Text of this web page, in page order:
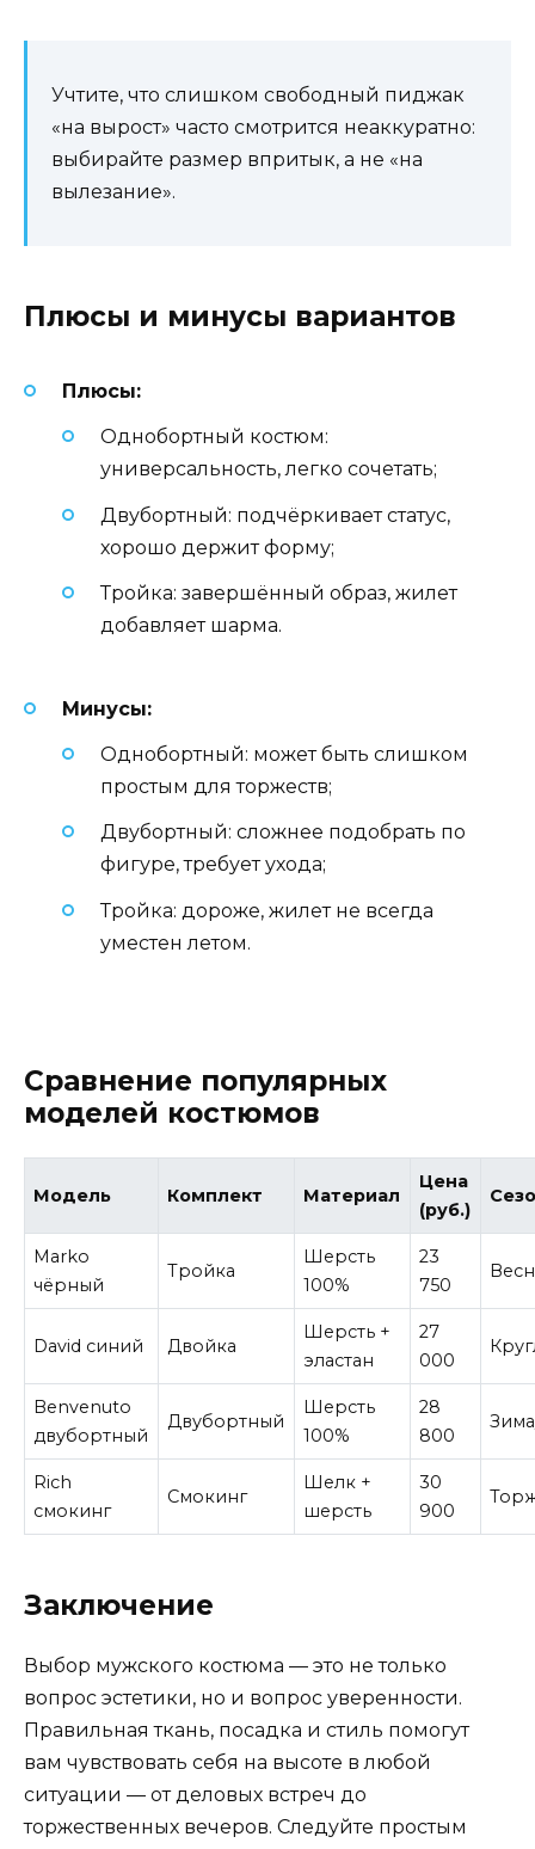
Учтите, что слишком свободный пиджак
«на вырост» часто смотрится неаккуратно:
выбирайте размер впритык, а не «на
вылезание».
Плюсы и минусы вариантов
Плюсы:
Однобортный костюм:
универсальность, легко сочетать;
Двубортный: подчёркивает статус,
хорошо держит форму;
Тройка: завершённый образ, жилет
добавляет шарма.
Минусы:
Однобортный: может быть слишком
простым для торжеств;
Двубортный: сложнее подобрать по
фигуре, требует ухода;
Тройка: дороже, жилет не всегда
уместен летом.
Сравнение популярных
моделей костюмов
Модель Комплект Материал
Цена
(руб.)
Marko
чёрный
Тройка
Шерсть
100%
23
750
David синий Двойка
Шерсть +
эластан
27
000
Benvenuto
двубортный
Двубортный
Шерсть
100%
28
800
Rich
смокинг
Смокинг
Шелк +
шерсть
30
900
Заключение
Выбор мужского костюма — это не только
вопрос эстетики, но и вопрос уверенности.
Правильная ткань, посадка и стиль помогут
вам чувствовать себя на высоте в любой
ситуации — от деловых встреч до
торжественных вечеров. Следуйте простым